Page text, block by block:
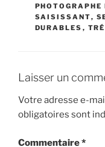
PHOTOGRAPHE
SAISISSANT,
DURABLES ,
Laisser un
Votre adresse e-
obligatoires sont
Commentaire*